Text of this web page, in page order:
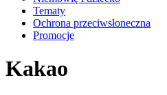
Tematy
Ochrona przeciwsłoneczna
Promocje
Kakao